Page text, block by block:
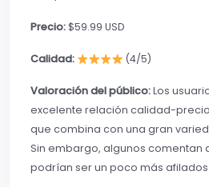
Precio:$59.99 USD
Calidad: (4/5)
Valoración del público:Los
excelente relación calidad-
que combina con una gran
Sin embargo, algunos comentan
podrían ser un poco más afilados.